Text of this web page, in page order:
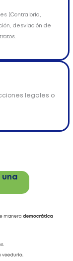
(Contraloría,
desviación de
legales o
una